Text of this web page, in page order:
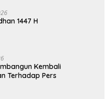
1447 H
Kembali
Terhadap Pers